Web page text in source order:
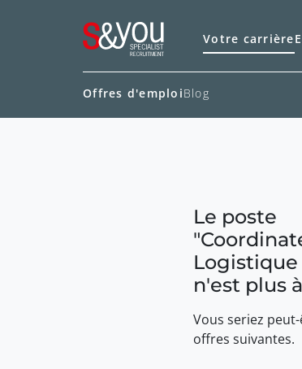
Votre carrière
Offres d'emploiBlog
Le poste
"
Logistique
n'est plus
Vous seriez
offres suivantes.